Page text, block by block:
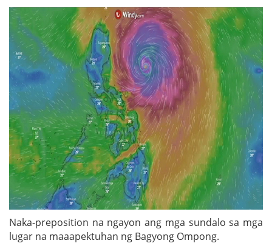
Naka-preposition na ngayon ang mga sundalo sa mga
lugar na maaapektuhan ng Bagyong Ompong.